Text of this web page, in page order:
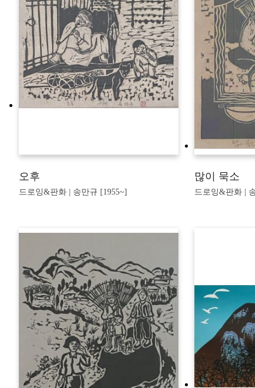
오후
드로잉&판화 | 송만규 [1955~]
많이 묵소
드로잉&판화 |